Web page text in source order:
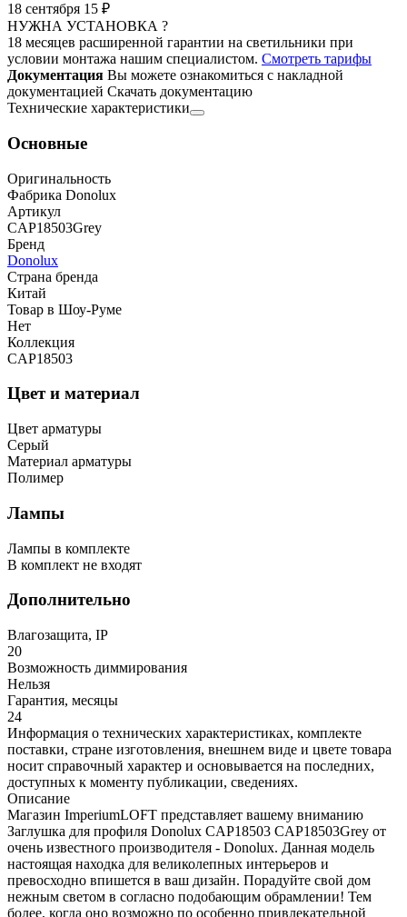
18 сентября 15 ₽
НУЖНА УСТАНОВКА ?
18 месяцев расширенной гарантии на светильники при
условии монтажа нашим специалистом. Смотреть тарифы
Документация Вы можете ознакомиться с накладной
документацией Скачать документацию
Технические характеристики
Основные
Оригинальность
Фабрика Donolux
Артикул
CAP18503Grey
Бренд
Donolux
Страна бренда
Китай
Товар в Шоу-Руме
Нет
Коллекция
CAP18503
Цвет и материал
Цвет арматуры
Серый
Материал арматуры
Полимер
Лампы
Лампы в комплекте
В комплект не входят
Дополнительно
Влагозащита, IP
20
Возможность диммирования
Нельзя
Гарантия, месяцы
24
Информация о технических характеристиках, комплекте
поставки, стране изготовления, внешнем виде и цвете товара
носит справочный характер и основывается на последних,
доступных к моменту публикации, сведениях.
Описание
Магазин ImperiumLOFT представляет вашему вниманию
Заглушка для профиля Donolux CAP18503 CAP18503Grey от
очень известного производителя - Donolux. Данная модель
настоящая находка для великолепных интерьеров и
превосходно впишется в ваш дизайн. Порадуйте свой дом
нежным светом в согласно подобающим обрамлении! Тем
более, когда оно возможно по особенно привлекательной